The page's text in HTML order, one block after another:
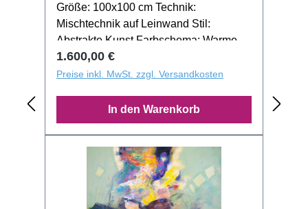
Größe: 100x100 cm Technik:
Mischtechnik auf Leinwand Stil:
Abstrakte Kunst Farbschema: Warme
und lebendige Farbtöne Das Gemälde
"Farbenspiel der Emotionen" von
aus warmen und lebendigen Farben,
die zusammen ein visuell
beeindruckendes Erlebnis schaffen. Es
lädt den Betrachter dazu ein, die
verschiedenen Emotionen, die jede
Farbe repräsentiert, zu interpretieren
und zu fühlen. Individueller
Regulärer Preis:
1.600,00 €
Preise inkl. MwSt. zzgl. Versandkosten
In den Warenkorb